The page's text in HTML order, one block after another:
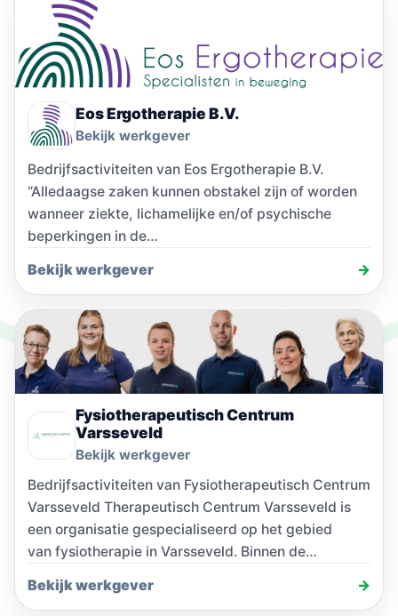
Eos Ergotherapie B.V.
Bekijk werkgever
Bedrijfsactiviteiten van Eos Ergotherapie B.V.
“Alledaagse zaken kunnen obstakel zijn of worden
wanneer ziekte, lichamelijke en/of psychische
beperkingen in de…
Bekijk werkgever →
Fysiotherapeutisch Centrum
Varsseveld
Bekijk werkgever
Bedrijfsactiviteiten van Fysiotherapeutisch Centrum
Varsseveld Therapeutisch Centrum Varsseveld is
een organisatie gespecialiseerd op het gebied
van fysiotherapie in Varsseveld. Binnen de…
Bekijk werkgever →